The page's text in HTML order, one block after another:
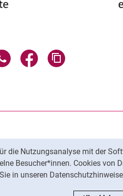
die Nutzungsanalyse mit der
Besucher*innen. Cookies von
in unseren
über E-Mail teilen
Seite über WhatsApp teilen
Seite über Facebook
KI-Einsatz